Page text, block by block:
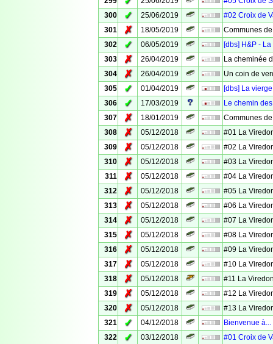
300
✓ 25/06/2019
#02 Croix de
301
✗ 18/05/2019
Communes
302
✓ 06/05/2019
[dbs] H&P -
303
✗ 26/04/2019
La cheminée
304
✗ 26/04/2019
Un coin de
305
✓ 01/04/2019
[dbs] La
306
✓ 17/03/2019
Le chemin
307
✗ 18/01/2019
Communes
308
✗ 05/12/2018
#01 La
309
✗ 05/12/2018
#02 La
310
✗ 05/12/2018
#03 La
311
✗ 05/12/2018
#04 La
312
✗ 05/12/2018
#05 La
313
✗ 05/12/2018
#06 La
314
✗ 05/12/2018
#07 La
315
✗ 05/12/2018
#08 La
316
✗ 05/12/2018
#09 La
317
✗ 05/12/2018
#10 La
318
✗ 05/12/2018
#11 La
319
✗ 05/12/2018
#12 La
320
✗ 05/12/2018
#13 La
321
✓ 04/12/2018
Bienvenue
322
✓ 03/12/2018
#01 Croix de